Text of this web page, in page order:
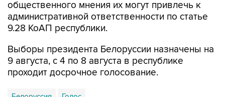
9.28 КоАП республики.
Выборы президента Белоруссии назначены на
проходит досрочное голосование.
Белоруссия Голос